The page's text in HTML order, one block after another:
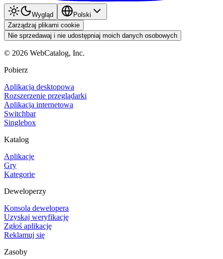
Wygląd
Polski
Zarządzaj plikami cookie
Nie sprzedawaj i nie udostępniaj moich danych osobowych
© 2026 WebCatalog, Inc.
Pobierz
Aplikacja desktopowa
Rozszerzenie przeglądarki
Aplikacja internetowa
Switchbar
Singlebox
Katalog
Aplikacje
Gry
Kategorie
Deweloperzy
Konsola dewelopera
Uzyskaj weryfikację
Zgłoś aplikację
Reklamuj się
Zasoby